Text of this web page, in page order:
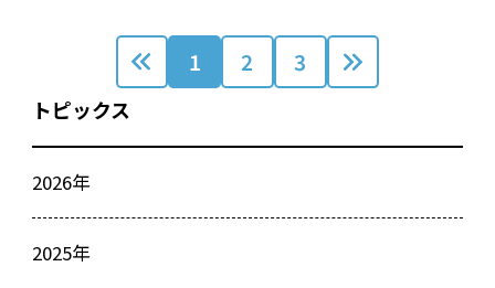
トピックス
2026年
2025年
1 2 3